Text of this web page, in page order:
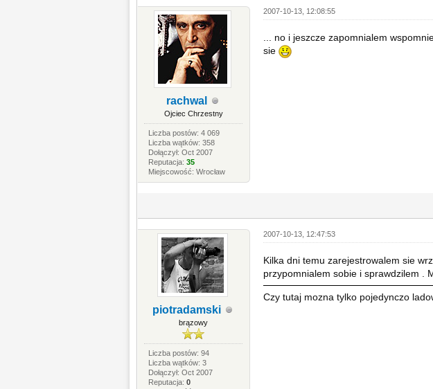
rachwal
Ojciec Chrzestny
Liczba postów: 4 069
Liczba wątków: 358
Dołączył: Oct 2007
Reputacja:35
Miejscowość: Wrocław
2007-10-13, 12:08:55
... no i jeszcze zapomnialem
sie
piotradamski
brązowy
Liczba postów: 94
Liczba wątków: 3
Dołączył: Oct 2007
Reputacja:0
2007-10-13, 12:47:53
Kilka dni temu zarejestrowalem sie
przypomnialem sobie i sprawdzilem .
Czy tutaj mozna tylko pojedynczo